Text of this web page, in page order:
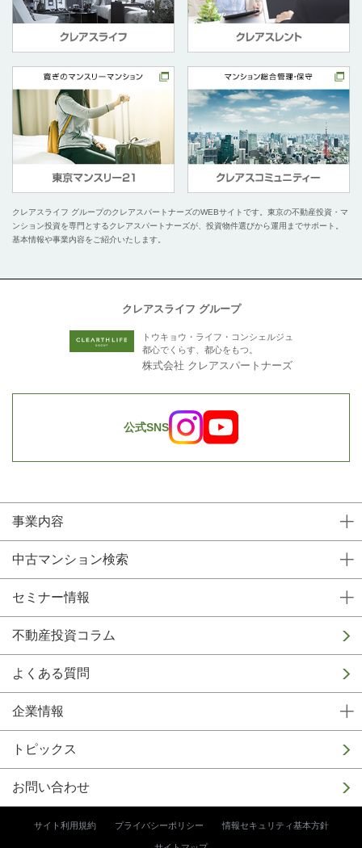
クレアスライフ グループのクレアスパートナーズのWEBサイトです。 東京の不動産投資・マ
ンション投資を専門とするクレアスパートナーズが、投資物件選びから運用までサポート。
基本情報や事業内容をご紹介いたします。
トウキョウ・ライフ・コンシェルジュ
都心でくらす、都心をもつ。
株式会社 クレアスパートナーズ
公式SNS
クレアスライフ グループ
事業内容
中古マンション検索
セミナー情報
不動産投資コラム
よくある質問
企業情報
トピックス
お問い合わせ
サイト利用規約 プライバシーポリシー 情報セキュリティ基本方針